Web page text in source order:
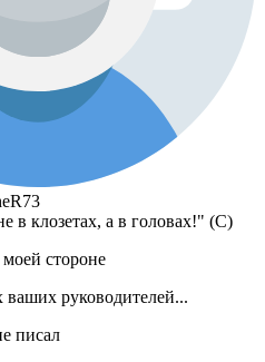
в клозетах, а в головах!" (С)
стороне
ваших руководителей...
писал